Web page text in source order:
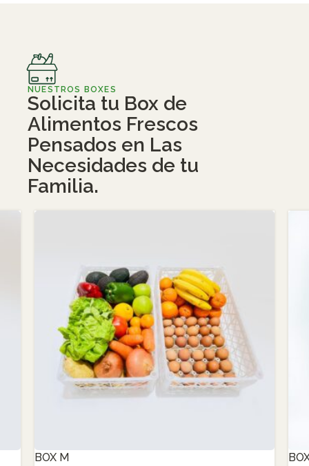
NUESTROS BOXES
Solicita tu Box de
Alimentos Frescos
Pensados en Las
Necesidades de tu
Familia.
BOX M